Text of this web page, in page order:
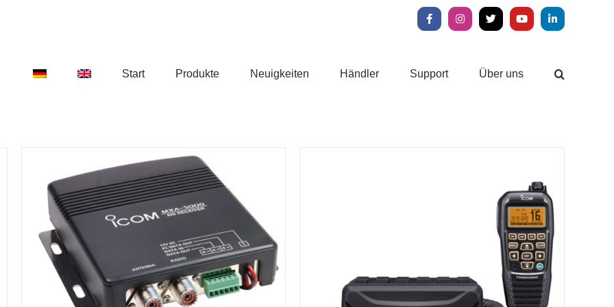
FacebookInstagram
X YouTubeLinkedIn
Start Produkte Neuigkeiten Händler Support Über uns
DETAILS